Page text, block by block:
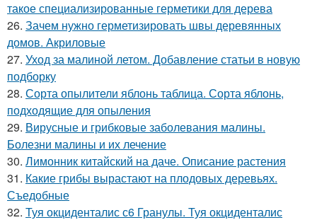
такое специализированные герметики для дерева
26. Зачем нужно герметизировать швы деревянных
домов. Акриловые
27. Уход за малиной летом. Добавление статьи в новую
подборку
28. Сорта опылители яблонь таблица. Сорта яблонь,
подходящие для опыления
29. Вирусные и грибковые заболевания малины.
Болезни малины и их лечение
30. Лимонник китайский на даче. Описание растения
31. Какие грибы вырастают на плодовых деревьях.
Съедобные
32. Туя окциденталис с6 Гранулы. Туя окциденталис